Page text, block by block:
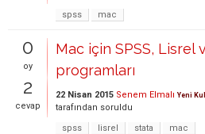
spss
mac
0
oy
2
cevap
Mac için SPSS, Lisrel
programları
22 Nisan 2015 Senem Elmalı Yeni
tarafından soruldu
spss
lisrel stata mac